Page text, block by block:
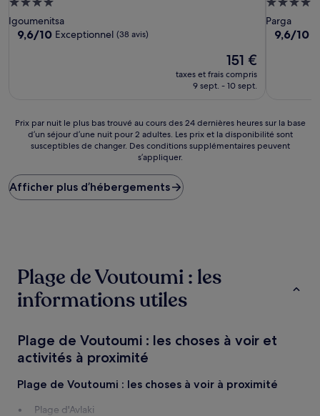
4.0 étoiles
Igoumenitsa
9.6
9,6/10 Exceptionnel (38 avis)
Le
nouveau
prix
151 €
151 €
taxes et frais compris
9 sept. - 10 sept.
4.0 étoiles
Parga
9.6
9,6/10
Prix
plus
bas
trouvé
base
d’une
nuit
2 adultes.
Prix par nuit le plus bas trouvé au cours des 24 dernières heures sur la base
d’un séjour d’une nuit pour 2 adultes. Les prix et la disponibilité sont
susceptibles de changer. Des conditions supplémentaires peuvent
s’appliquer.
Afficher plus d’hébergements
Plage de Voutoumi : les
informations utiles
Plage de Voutoumi : les choses à voir et
activités à proximité
Plage de Voutoumi : les choses à voir à proximité
Plage d'Avlaki